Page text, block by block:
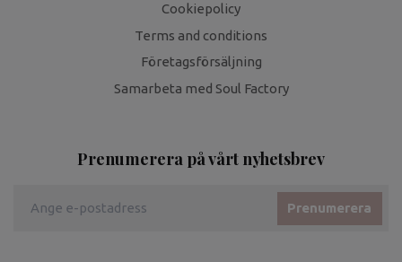
Cookiepolicy
Terms and conditions
Företagsförsäljning
Samarbeta med Soul Factory
Prenumerera på vårt nyhetsbrev
Prenumerera